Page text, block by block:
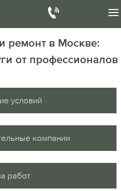
ремонт в Москве:
от профессионалов
условий
компании
работ